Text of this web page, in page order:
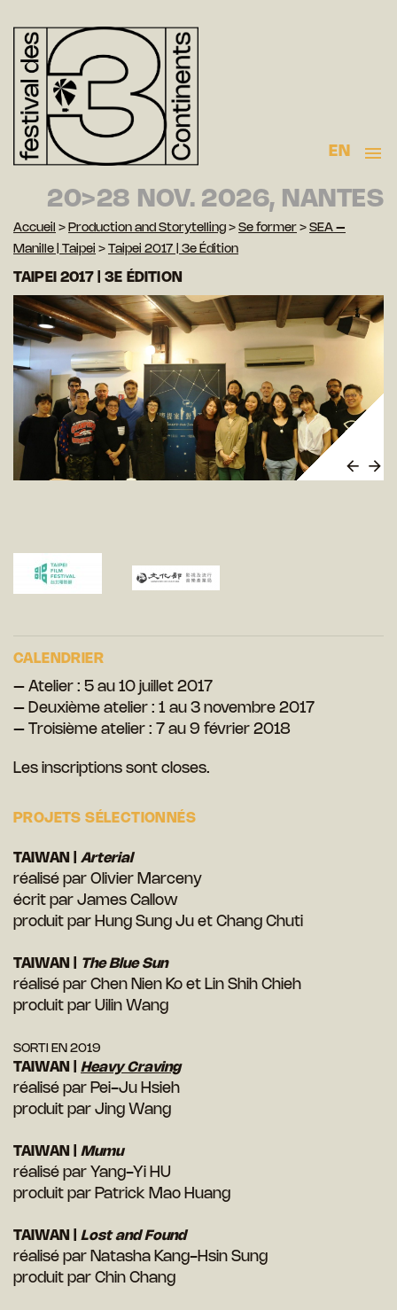
EN
20>28 NOV. 2026, NANTES
Accueil > Production and Storytelling > Se former > SEA –
Manille | Taipei > Taipei 2017 | 3e Édition
TAIPEI 2017 | 3E ÉDITION
CALENDRIER
– Atelier : 5 au 10 juillet 2017
– Deuxième atelier : 1 au 3 novembre 2017
– Troisième atelier : 7 au 9 février 2018
Les inscriptions sont closes.
PROJETS SÉLECTIONNÉS
TAIWAN | Arterial
réalisé par Olivier Marceny
écrit par James Callow
produit par Hung Sung Ju et Chang Chuti
TAIWAN | The Blue Sun
réalisé par Chen Nien Ko et Lin Shih Chieh
produit par Uilin Wang
SORTI EN 2019
TAIWAN | Heavy Craving
réalisé par Pei-Ju Hsieh
produit par Jing Wang
TAIWAN | Mumu
réalisé par Yang-Yi HU
produit par Patrick Mao Huang
TAIWAN | Lost and Found
réalisé par Natasha Kang-Hsin Sung
produit par Chin Chang